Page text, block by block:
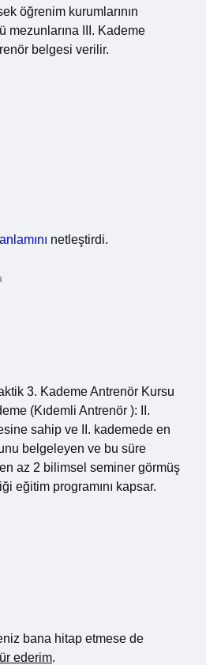
öğrenim kurumlarının
mezunlarına III. Kademe
belgesi verilir.
anlamını netleştirdi.
3. Kademe Antrenör Kursu
(Kıdemli Antrenör ): II.
sahip ve II. kademede en
belgeleyen ve bu süre
az 2 bilimsel seminer görmüş
eğitim programını kapsar.
bana hitap etmese de
ederim.